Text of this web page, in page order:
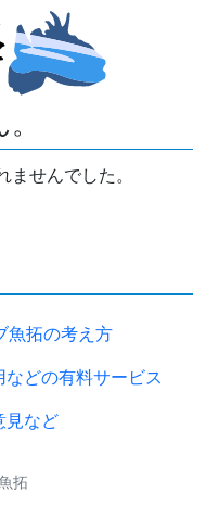
せんでした。
魚拓の考え方
などの有料サービス
見など
拓